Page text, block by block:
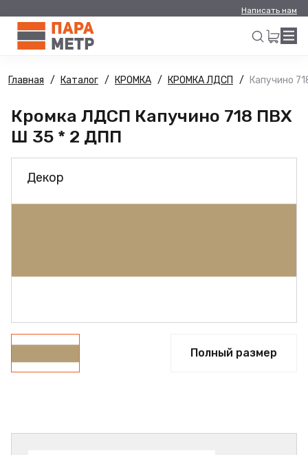
Написать нам
Искать
Главная Каталог КРОМКА КРОМКА ЛДСП Капучино
Кромка ЛДСП Капучино 718 ПВХ
Ш 35 * 2 ДПП
Декор
Полный размер